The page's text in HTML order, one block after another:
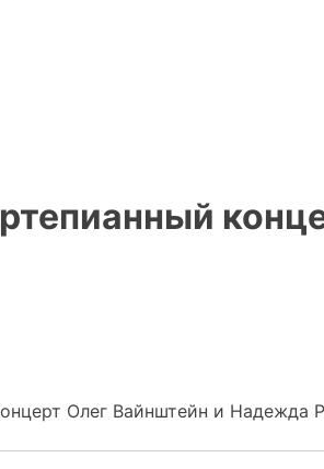
Олег Вайнштейн и Надежда